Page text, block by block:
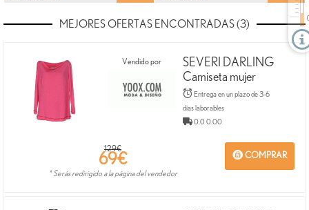
MEJORES OFERTAS ENCONTRADAS (3)
Vendido por
SEVERI DARLING
Camiseta mujer
Entrega en un plazo de 3-6
días laborables
0.0 0.00
COMPRAR
129€
69€
* Serás redirigido a la página del vendedor